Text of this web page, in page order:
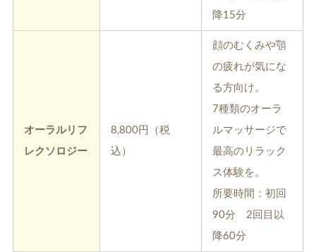
降15分
オーラルリフ
レクソロジー
8,800円（税
込）
顔のむくみや顎
の疲れが気にな
る方向け。
7種類のオーラ
ルマッサージで
最高のリラック
ス体験を。
所要時間：初回
90分 2回目以
降60分